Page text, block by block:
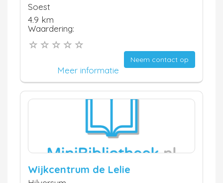
Soest
4.9 km
Waardering:
Neem contact op
Meer informatie
Wijkcentrum de Lelie